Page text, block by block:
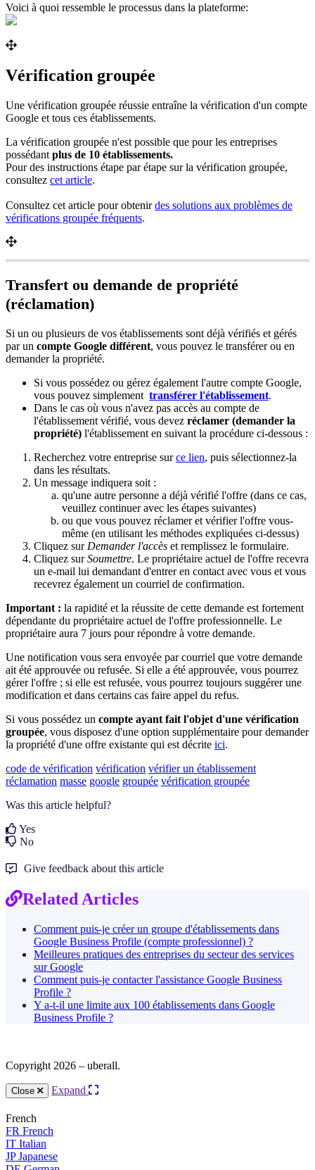
Voici à quoi ressemble le processus dans la plateforme:
Vérification groupée
Une vérification groupée réussie entraîne la vérification d'un compte
Google et tous ces établissements.
La vérification groupée n'est possible que pour les entreprises
possédant plus de 10 établissements.
Pour des instructions étape par étape sur la vérification groupée,
consultez cet article.
Consultez cet article pour obtenirdes solutions aux problèmes de
vérifications groupée fréquents.
Transfert ou demande de propriété
(réclamation)
Si un ou plusieurs de vos établissements sont déjà vérifiés et gérés
par un compte Google différent, vous pouvez le transférer ou en
demander la propriété.
Si vous possédez ou gérez également l'autre compte Google,
vous pouvez simplement transférer l'établissement.
Dans le cas où vous n'avez pas accès au compte de
l'établissement vérifié, vous devez réclamer (demander la
propriété) l'établissement en suivant la procédure ci-dessous :
Recherchez votre entreprise surce lien, puis sélectionnez-la
dans les résultats.
Un message indiquera soit :
qu'une autre personne a déjà vérifié l'offre (dans ce cas,
veuillez continuer avec les étapes suivantes)
ou que vous pouvez réclamer et vérifier l'offre vous-
même (en utilisant les méthodes expliquées ci-dessus)
Cliquez surDemander l'accès et remplissez le formulaire.
Cliquez surSoumettre. Le propriétaire actuel de l'offre recevra
un e-mail lui demandant d'entrer en contact avec vous et vous
recevrez également un courriel de confirmation.
Important : la rapidité et la réussite de cette demande est fortement
dépendante du propriétaire actuel de l'offre professionnelle. Le
propriétaire aura 7 jours pour répondre à votre demande.
Une notification vous sera envoyée par courriel que votre demande
ait été approuvée ou refusée. Si elle a été approuvée, vous pourrez
gérer l'offre ; si elle est refusée, vous pourrez toujours suggérer une
modification et dans certains cas faire appel du refus.
Si vous possédez un compte ayant fait l'objet d'une vérification
groupée, vous disposez d'une option supplémentaire pour demander
la propriété d'une offre existante qui est décrite ici.
code de vérification vérification vérifier un établissement
réclamation masse google groupée vérification groupée
Was this article helpful?
Yes
No
Give feedback about this article
Related Articles
Comment puis-je créer un groupe d'établissements dans
Google Business Profile (compte professionnel) ?
Meilleures pratiques des entreprises du secteur des services
sur Google
Comment puis-je contacter l'assistance Google Business
Profile ?
Y a-t-il une limite aux 100 établissements dans Google
Business Profile ?
Copyright 2026 – uberall.
Close Expand
French
FR French
IT Italian
JP Japanese